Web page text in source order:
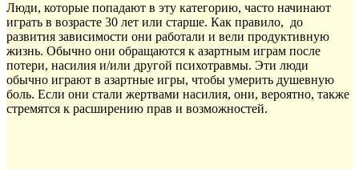
Люди, которые попадают в эту категорию, часто начинают
играть в возрасте 30 лет или старше. Как правило, до
развития зависимости они работали и вели продуктивную
жизнь. Обычно они обращаются к азартным играм после
потери, насилия и/или другой психотравмы. Эти люди
обычно играют в азартные игры, чтобы умерить душевную
боль. Если они стали жертвами насилия, они, вероятно, также
стремятся к расширению прав и возможностей.